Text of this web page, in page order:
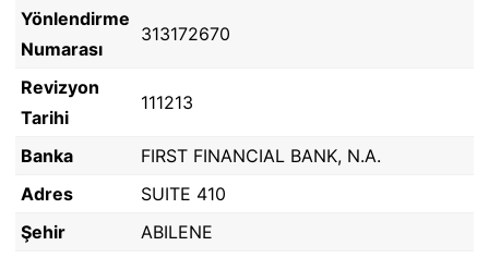
Yönlendirme
Numarası
313172670
Revizyon
Tarihi
111213
Banka
FIRST FINANCIAL BANK, N.A.
Adres
SUITE 410
Şehir
ABILENE